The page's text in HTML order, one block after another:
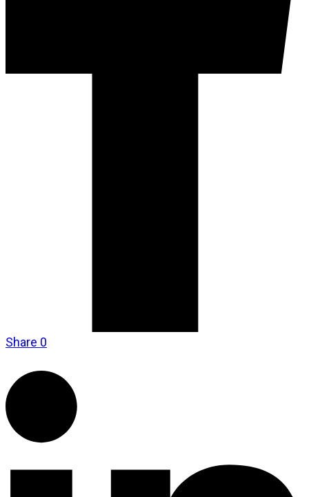
Share 0